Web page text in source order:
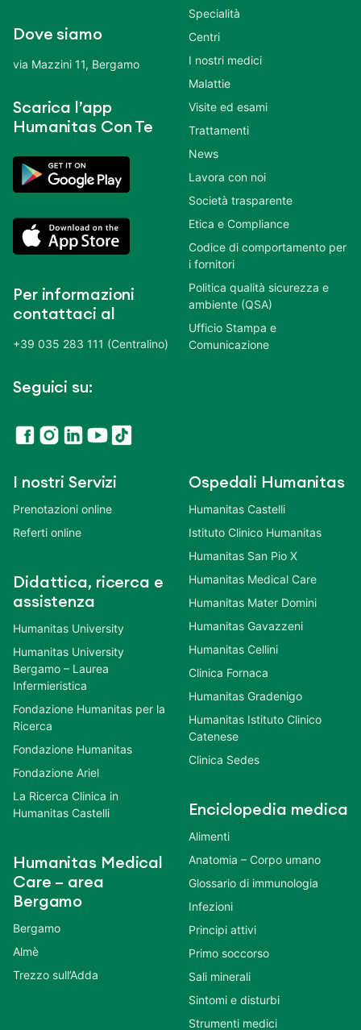
Dove siamo
via Mazzini 11, Bergamo
Scarica l’app
Humanitas Con Te
Per informazioni
contattaci al
+39 035 283 111 (Centralino)
Seguici su:
Specialità
Centri
I nostri medici
Malattie
Visite ed esami
Trattamenti
News
Lavora con noi
Società trasparente
Etica e Compliance
Codice di comportamento per
i fornitori
Politica qualità sicurezza e
ambiente (QSA)
Ufficio Stampa e
Comunicazione
I nostri Servizi
Prenotazioni online
Referti online
Didattica, ricerca e
assistenza
Humanitas University
Humanitas University
Bergamo – Laurea
Infermieristica
Fondazione Humanitas per la
Ricerca
Fondazione Humanitas
Fondazione Ariel
La Ricerca Clinica in
Humanitas Castelli
Humanitas Medical
Care – area
Bergamo
Bergamo
Almè
Trezzo sull’Adda
Ospedali Humanitas
Humanitas Castelli
Istituto Clinico Humanitas
Humanitas San Pio X
Humanitas Medical Care
Humanitas Mater Domini
Humanitas Gavazzeni
Humanitas Cellini
Clinica Fornaca
Humanitas Gradenigo
Humanitas Istituto Clinico
Catenese
Clinica Sedes
Enciclopedia medica
Alimenti
Anatomia – Corpo umano
Glossario di immunologia
Infezioni
Principi attivi
Primo soccorso
Sali minerali
Sintomi e disturbi
Strumenti medici